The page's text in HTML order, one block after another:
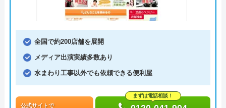
全国で約200店舗を展開
メディア出演実績多数あり
水まわり工事以外でも依頼できる便利屋
公式サイトで
まずは電話相談！